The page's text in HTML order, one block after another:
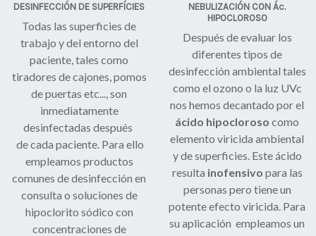
DESINFECCIÓN DE SUPERFÍCIES
Todas las superficies de
trabajo y del entorno del
paciente, tales como
tiradores de cajones, pomos
de puertas etc..., son
inmediatamente
desinfectadas después
de cada paciente. Para ello
empleamos productos
comunes de desinfección en
consulta o soluciones de
hipoclorito sódico con
concentraciones de
NEBULIZACIÓN CON Ác.
HIPOCLOROSO
Después de evaluar los
diferentes tipos de
desinfección ambiental tales
como el ozono o la luz UVc
nos hemos decantado por el
ácido hipocloroso como
elemento viricida ambiental
y de superficies. Este ácido
resulta inofensivo para las
personas pero tiene un
potente efecto viricida. Para
su aplicación empleamos un